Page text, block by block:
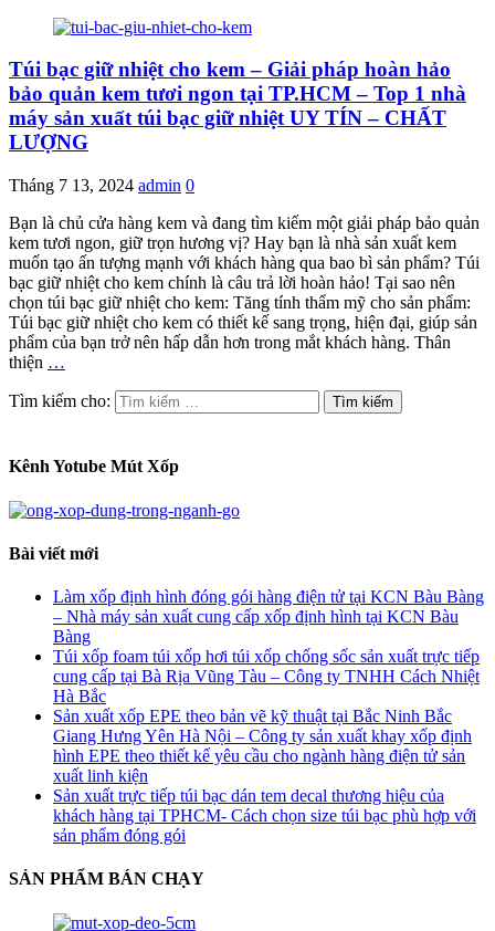
Túi bạc giữ nhiệt cho kem – Giải pháp hoàn hảo
bảo quản kem tươi ngon tại TP.HCM – Top 1 nhà
máy sản xuất túi bạc giữ nhiệt UY TÍN – CHẤT
LƯỢNG
Tháng 7 13, 2024 admin 0
Bạn là chủ cửa hàng kem và đang tìm kiếm một giải pháp bảo quản
kem tươi ngon, giữ trọn hương vị? Hay bạn là nhà sản xuất kem
muốn tạo ấn tượng mạnh với khách hàng qua bao bì sản phẩm? Túi
bạc giữ nhiệt cho kem chính là câu trả lời hoàn hảo! Tại sao nên
chọn túi bạc giữ nhiệt cho kem: Tăng tính thẩm mỹ cho sản phẩm:
Túi bạc giữ nhiệt cho kem có thiết kế sang trọng, hiện đại, giúp sản
phẩm của bạn trở nên hấp dẫn hơn trong mắt khách hàng. Thân
thiện …
Tìm kiếm cho:
Kênh Yotube Mút Xốp
Bài viết mới
Làm xốp định hình đóng gói hàng điện tử tại KCN Bàu Bàng
– Nhà máy sản xuất cung cấp xốp định hình tại KCN Bàu
Bàng
Túi xốp foam túi xốp hơi túi xốp chống sốc sản xuất trực tiếp
cung cấp tại Bà Rịa Vũng Tàu – Công ty TNHH Cách Nhiệt
Hà Bắc
Sản xuất xốp EPE theo bản vẽ kỹ thuật tại Bắc Ninh Bắc
Giang Hưng Yên Hà Nội – Công ty sản xuất khay xốp định
hình EPE theo thiết kế yêu cầu cho ngành hàng điện tử sản
xuất linh kiện
Sản xuất trực tiếp túi bạc dán tem decal thương hiệu của
khách hàng tại TPHCM- Cách chọn size túi bạc phù hợp với
sản phẩm đóng gói
SẢN PHẨM BÁN CHẠY